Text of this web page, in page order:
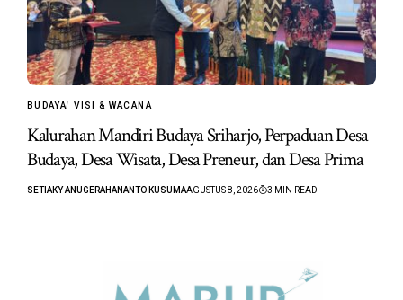
BUDAYA VISI & WACANA
Kalurahan Mandiri Budaya Sriharjo, Perpaduan Desa
Budaya, Desa Wisata, Desa Preneur, dan Desa Prima
SETIAKY ANUGERAHANANTO KUSUMAAGUSTUS 8, 2026 3 MIN READ